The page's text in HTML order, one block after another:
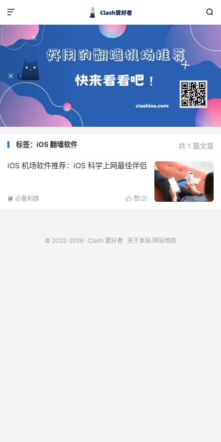


共 1 篇文章
标签：iOS 翻墙软件
iOS 机场软件推荐：iOS 科学上网最佳伴侣
 赞(2)
 必备利器
© 2022-2026 Clash 爱好者 关于本站 网站地图